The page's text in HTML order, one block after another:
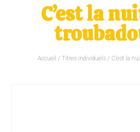
C’est la
Accueil / Titres individuels/ C’est la